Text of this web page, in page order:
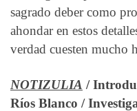
sagrado deber como
ahondar en estos
verdad cuesten mucho
NOTIZULIA /
Ríos Blanco /